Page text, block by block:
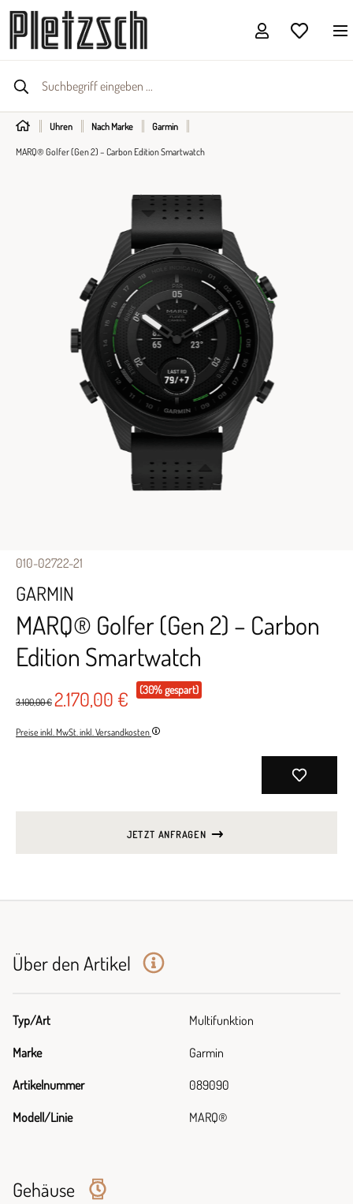
Uhren Nach Marke Garmin
MARQ® Golfer (Gen 2) – Carbon Edition Smartwatch
010-02722-21
GARMIN
MARQ® Golfer (Gen 2) – Carbon
Edition Smartwatch
3.100,00 € 2.170,00 € (30% gespart)
Preise inkl. MwSt. inkl. Versandkosten
JETZT ANFRAGEN
Über den Artikel
Typ/Art Multifunktion
Marke Garmin
Artikelnummer 089090
Modell/Linie MARQ®
Gehäuse